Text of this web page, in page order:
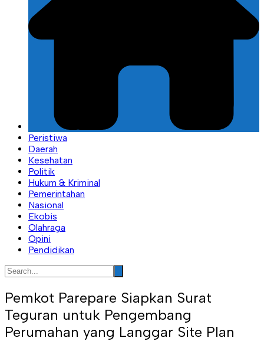
Peristiwa
Daerah
Kesehatan
Politik
Hukum & Kriminal
Pemerintahan
Nasional
Ekobis
Olahraga
Opini
Pendidikan
Pemkot Parepare Siapkan Surat
Teguran untuk Pengembang
Perumahan yang Langgar Site Plan